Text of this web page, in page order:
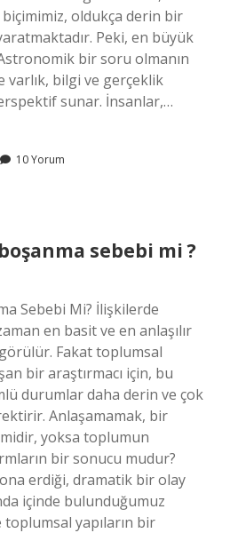
oldukça derin bir
Peki, en büyük
bir soru olmanın
bilgi ve gerçeklik
sunar. İnsanlar,…
10 Yorum
sebebi mi ?
Sebebi Mi? İlişkilerde
en basit ve en anlaşılır
Fakat toplumsal
bir araştırmacı için, bu
durumlar daha derin ve çok
Anlaşamamak, bir
yoksa toplumun
bir sonucu mudur?
erdiği, dramatik bir olay
içinde bulunduğumuz
yapıların bir